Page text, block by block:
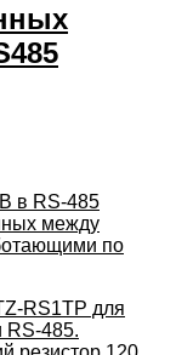
в RS-485
между
по
RS1TP для
RS-485.